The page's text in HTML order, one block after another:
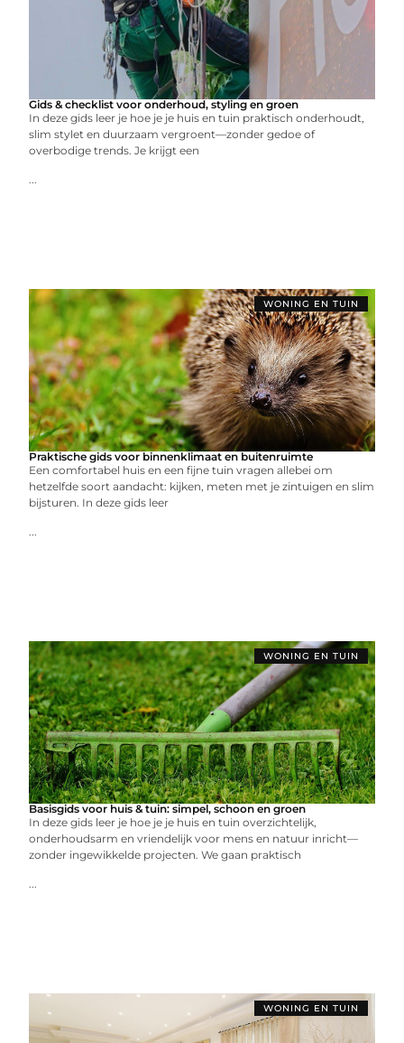
Gids & checklist voor onderhoud, styling en groen
In deze gids leer je hoe je je huis en tuin praktisch onderhoudt,
slim stylet en duurzaam vergroent—zonder gedoe of
overbodige trends. Je krijgt een
...
WONING EN TUIN
Praktische gids voor binnenklimaat en buitenruimte
Een comfortabel huis en een fijne tuin vragen allebei om
hetzelfde soort aandacht: kijken, meten met je zintuigen en slim
bijsturen. In deze gids leer
...
WONING EN TUIN
Basisgids voor huis & tuin: simpel, schoon en groen
In deze gids leer je hoe je je huis en tuin overzichtelijk,
onderhoudsarm en vriendelijk voor mens en natuur inricht—
zonder ingewikkelde projecten. We gaan praktisch
...
WONING EN TUIN